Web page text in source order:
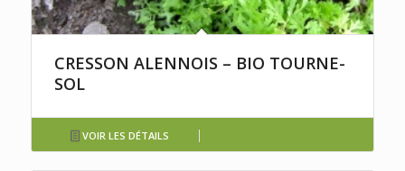
CRESSON ALENNOIS – BIO TOURNE-
SOL
VOIR LES DÉTAILS